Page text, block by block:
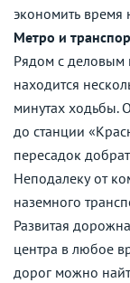
экономить
Метро и
Рядом с
находится
минутах ходьбы.
до станции
пересадок
Неподалеку от
наземного
Развитая
центра в любое
дорог можно